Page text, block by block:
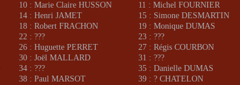
10 : Marie Claire HUSSON 11 : Michel FOURNIER
14 : Henri JAMET 15 : Simone DESMARTIN
18 : Robert FRACHON 19 : Monique DUMAS
22 : ??? 23 : ???
26 : Huguette PERRET 27 : Régis COURBON
30 : Joël MALLARD 31 : ???
34 : ??? 35 : Danielle DUMAS
38 : Paul MARSOT 39 : ? CHATELON